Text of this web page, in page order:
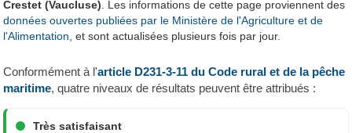
Crestet (Vaucluse) . Les informations de cette page proviennent des
données ouvertes publiées par le Ministère de l'Agriculture et de
l'Alimentation, et sont actualisées plusieurs fois par jour.
Conformément à l'article D231-3-11 du Code rural et de la pêche
maritime, quatre niveaux de résultats peuvent être attribués :
Très satisfaisant